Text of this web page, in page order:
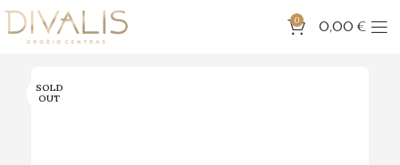
0 0,00 €
SOLD
OUT